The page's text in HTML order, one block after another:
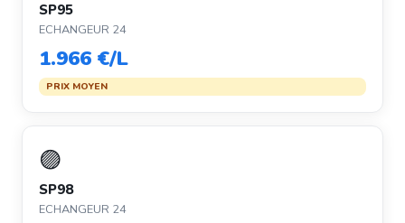
SP95
ECHANGEUR 24
1.966 €/L
PRIX MOYEN
🟣
SP98
ECHANGEUR 24